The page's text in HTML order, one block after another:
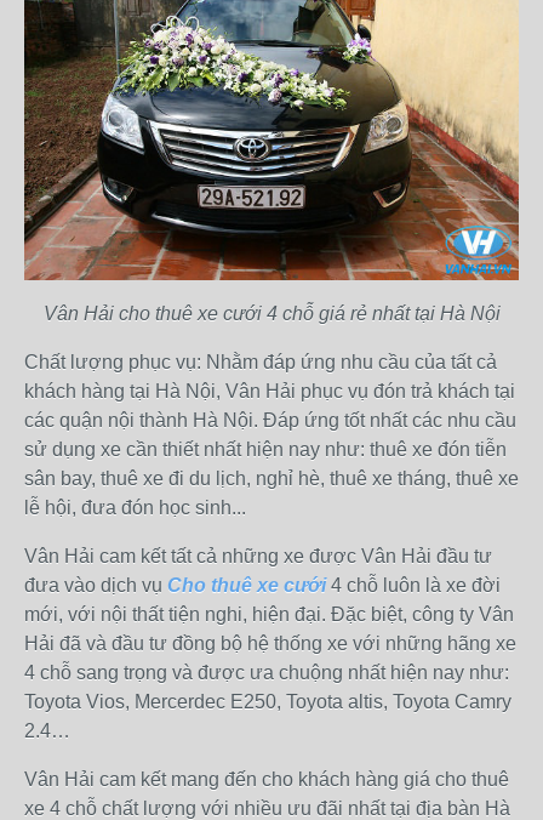
Vân Hải cho thuê xe cưới 4 chỗ giá rẻ nhất tại Hà Nội
Chất lượng phục vụ: Nhằm đáp ứng nhu cầu của tất cả
khách hàng tại Hà Nội, Vân Hải phục vụ đón trả khách tại
các quận nội thành Hà Nội. Đáp ứng tốt nhất các nhu cầu
sử dụng xe cần thiết nhất hiện nay như: thuê xe đón tiễn
sân bay, thuê xe đi du lịch, nghỉ hè, thuê xe tháng, thuê xe
lễ hội, đưa đón học sinh...
Vân Hải cam kết tất cả những xe được Vân Hải đầu tư
đưa vào dịch vụ Cho thuê xe cưới4 chỗ luôn là xe đời
mới, với nội thất tiện nghi, hiện đại. Đặc biệt, công ty Vân
Hải đã và đầu tư đồng bộ hệ thống xe với những hãng xe
4 chỗ sang trọng và được ưa chuộng nhất hiện nay như:
Toyota Vios, Mercerdec E250, Toyota altis, Toyota Camry
2.4…
Vân Hải cam kết mang đến cho khách hàng giá cho thuê
xe 4 chỗ chất lượng với nhiều ưu đãi nhất tại địa bàn Hà